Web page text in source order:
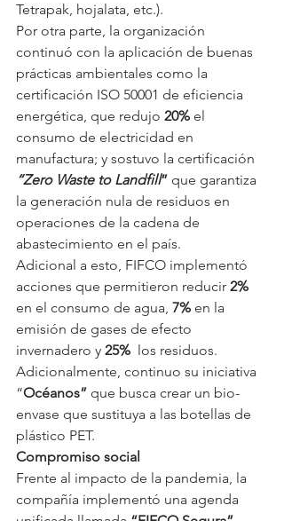
Tetrapak, hojalata, etc.).
Por otra parte, la organización
continuó con la aplicación de buenas
prácticas ambientales como la
certificación ISO 50001 de eficiencia
energética, que redujo 20% el
consumo de electricidad en
manufactura; y sostuvo la certificación
“Zero Waste to Landfill” que garantiza
la generación nula de residuos en
operaciones de la cadena de
abastecimiento en el país.
Adicional a esto, FIFCO implementó
acciones que permitieron reducir 2%
en el consumo de agua, 7% en la
emisión de gases de efecto
invernadero y 25% los residuos.
Adicionalmente, continuo su iniciativa
“Océanos” que busca crear un bio-
envase que sustituya a las botellas de
plástico PET.
Compromiso social
Frente al impacto de la pandemia, la
compañía implementó una agenda